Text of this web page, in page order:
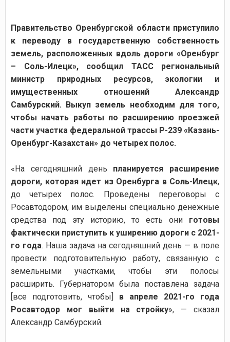
Правительство Оренбургской области приступило
к переводу в государственную собственность
земель, расположенных вдоль дороги «Оренбург
– Соль-Илецк», сообщил ТАСС региональный
министр природных ресурсов, экологии и
имущественных отношений Александр
Самбурский. Выкуп земель необходим для того,
чтобы начать работы по расширению проезжей
части участка федеральной трассы Р-239 «Казань-
Оренбург-Казахстан» до четырех полос.
«На сегодняшний день
планируется расширение
дороги, которая идет из Оренбурга в Соль-Илецк,
до четырех полос. Проведены переговоры с
Росавтодором, им выделены специально денежные
средства под эту историю, то есть они
готовы
фактически приступить к уширению дороги с 2021-
го года. Наша задача на сегодняшний день — в поле
провести подготовительную работу, связанную с
земельными участками, чтобы эти полосы
расширить. Губернатором была поставлена задача
[все подготовить, чтобы]
в апреле 2021-го года
Росавтодор мог выйти на стройку», — сказал
Александр Самбурский.